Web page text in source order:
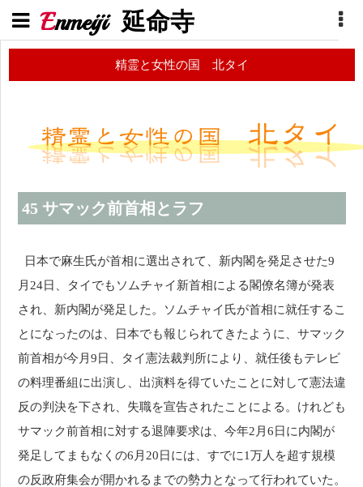
Enmeiji 延命寺
精霊と女性の国 北タイ
45 サマック前首相とラフ
日本で麻生氏が首相に選出されて、新内閣を発足させた9
月24日、タイでもソムチャイ新首相による閣僚名簿が発表
され、新内閣が発足した。ソムチャイ氏が首相に就任するこ
とになったのは、日本でも報じられてきたように、サマック
前首相が今月9日、タイ憲法裁判所により、就任後もテレビ
の料理番組に出演し、出演料を得ていたことに対して憲法違
反の判決を下され、失職を宣告されたことによる。けれども
サマック前首相に対する退陣要求は、今年2月6日に内閣が
発足してまもなくの6月20日には、すでに1万人を超す規模
の反政府集会が開かれるまでの勢力となって行われていた。